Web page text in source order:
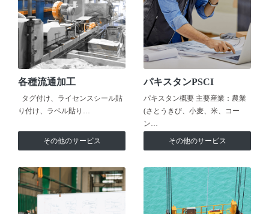
各種流通加工
タグ付け、ライセンスシール貼
り付け、ラベル貼り…
その他のサービス
パキスタンPSCI
パキスタン概要 主要産業：農業
(さとうきび、小麦、米、コー
ン…
その他のサービス